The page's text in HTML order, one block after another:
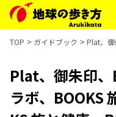
TOP ガイドブック Plat、御
Plat、御朱印、
ラボ、BOOKS